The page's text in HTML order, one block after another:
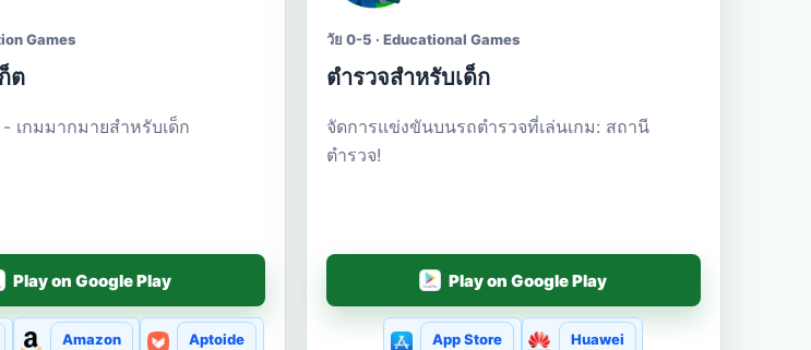
Games
ต
เกมมากมายสำหรับเด็ก
Play on Google Play
Amazon Aptoide
วัย 0-5 · Educational Games
ตำรวจสำหรับเด็ก
จัดการแข่งขันบนรถตำรวจที่เล่นเกม: สถานี
ตำรวจ!
Play on Google Play
App Store Huawei